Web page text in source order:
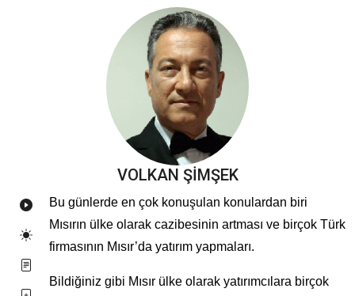
VOLKAN ŞİMŞEK
Bu günlerde en çok konuşulan konulardan biri
Mısırın ülke olarak cazibesinin artması ve birçok Türk
firmasının Mısır’da yatırım yapmaları.
Bildiğiniz gibi Mısır ülke olarak yatırımcılara birçok